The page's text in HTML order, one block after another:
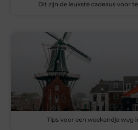
Dit zijn de leukste cadeaus voor
Tips voor een weekendje weg